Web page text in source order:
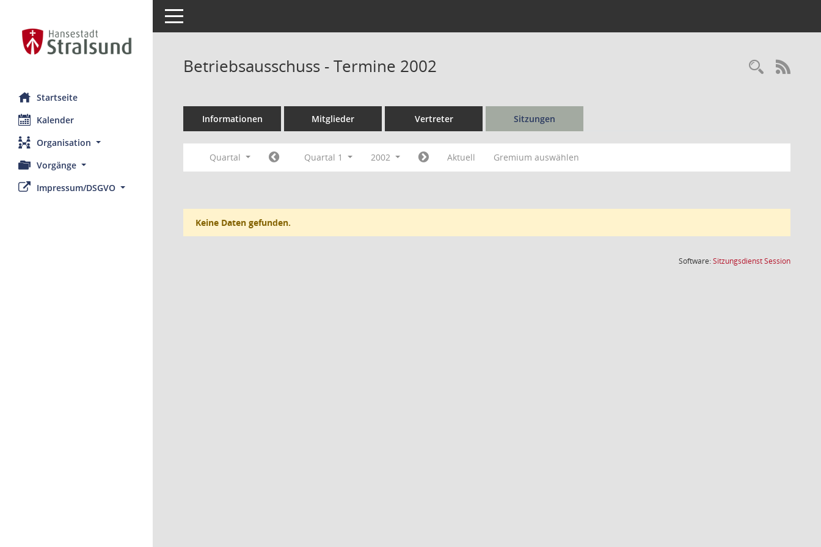
Startseite
Kalender
Organisation
Vorgänge
Impressum/DSGVO
Toggle navigation
Betriebsausschuss - Termine 2002
Informationen Mitglieder Vertreter Sitzungen
Quartal Quartal 1 2002 Aktuell Gremium auswählen
Keine Daten gefunden.
Software:SitzungsdienstSession(Wird in